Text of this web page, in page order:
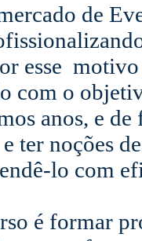
de
esse
com o
anos, e
ter noções
lo com
é formar